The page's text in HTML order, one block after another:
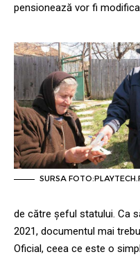
pensionează vor fi
SURSA
de către șeful statului. Ca
2021, documentul mai
Oficial, ceea ce este o